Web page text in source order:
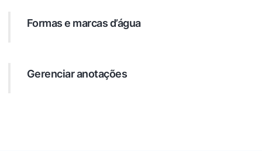
Formas e marcas d’água
Gerenciar anotações